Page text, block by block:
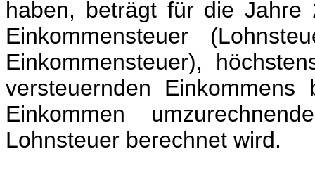
haben, beträgt für die
Einkommensteuer
Einkommensteuer),
versteuernden
Einkommen
Lohnsteuer berechnet wird.